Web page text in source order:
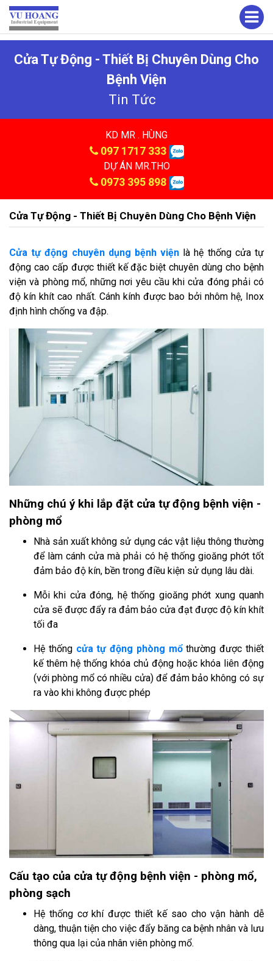
Cửa Tự Động - Thiết Bị Chuyên Dùng Cho
Bệnh Viện
Tin Tức
KD MR . HÙNG
097 1717 333
DỰ ÁN MR.THO
0973 395 898
Cửa Tự Động - Thiết Bị Chuyên Dùng Cho Bệnh Viện
Cửa tự động chuyên dụng bệnh viện là hệ thống cửa tự
động cao cấp được thiết kế đặc biệt chuyên dùng cho bệnh
viện và phòng mổ, những nơi yêu cầu khi cửa đóng phải có
độ kín khít cao nhất. Cánh kính được bao bởi nhôm hệ, Inox
định hình chống va đập.
Những chú ý khi lắp đặt cửa tự động bệnh viện -
phòng mổ
Nhà sản xuất không sử dụng các vật liệu thông thường
để làm cánh cửa mà phải có hệ thống gioăng phớt tốt
đảm bảo độ kín, bền trong điều kiện sử dụng lâu dài.
Mỗi khi cửa đóng, hệ thống gioăng phớt xung quanh
cửa sẽ được đẩy ra đảm bảo cửa đạt được độ kín khít
tối đa
Hệ thống cửa tự động phòng mổthường được thiết
kế thêm hệ thống khóa chủ động hoặc khóa liên động
(với phòng mổ có nhiều cửa) để đảm bảo không có sự
ra vào khi không được phép
Cấu tạo của cửa tự động bệnh viện - phòng mổ,
phòng sạch
Hệ thống cơ khí được thiết kế sao cho vận hành dễ
dàng, thuận tiện cho việc đẩy băng ca bệnh nhân và lưu
thông qua lại của nhân viên phòng mổ.